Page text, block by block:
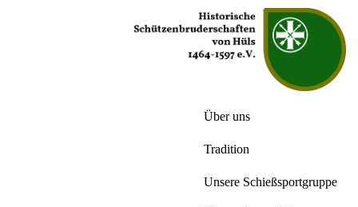
Über uns
Tradition
Unsere Schießsportgruppe